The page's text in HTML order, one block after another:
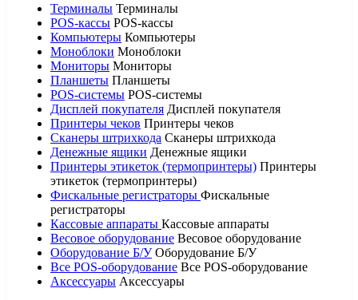
Терминалы Терминалы
POS-кассы POS-кассы
Компьютеры Компьютеры
Моноблоки Моноблоки
Мониторы Мониторы
Планшеты Планшеты
POS-системы POS-системы
Дисплей покупателя Дисплей покупателя
Принтеры чеков Принтеры чеков
Сканеры штрихкода Сканеры штрихкода
Денежные ящики Денежные ящики
Принтеры этикеток (термопринтеры) Принтеры
этикеток (термопринтеры)
Фискальные регистраторы Фискальные
регистраторы
Кассовые аппараты Кассовые аппараты
Весовое оборудование Весовое оборудование
Оборудование Б/У Оборудование Б/У
Все POS-оборудование Все POS-оборудование
Аксессуары Аксессуары